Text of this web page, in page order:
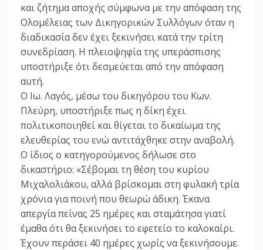
και ζήτημα αποχής σύμφωνα με την απόφαση της
Ολομέλειας των Δικηγορικών Συλλόγων όταν η
διαδικασία δεν έχει ξεκινήσει κατά την τρίτη
συνεδρίαση. Η πλειοψηφία της υπεράσπισης
υποστήριξε ότι δεσμεύεται από την απόφαση
αυτή.
Ο Ιω. Λαγός, μέσω του δικηγόρου του Κων.
Πλεύρη, υποστήριξε πως η δίκη έχει
πολιτικοποιηθεί και θίγεται το δικαίωμα της
ελευθερίας του ενώ αντιτάχθηκε στην αναβολή.
Ο ίδιος ο κατηγορούμενος δήλωσε στο
δικαστήριο: «Σέβομαι τη θέση του κυρίου
Μιχαλολιάκου, αλλά βρίσκομαι στη φυλακή τρία
χρόνια για ποινή που θεωρώ άδικη. Έκανα
απεργία πείνας 25 ημέρες και σταμάτησα γιατί
έμαθα ότι θα ξεκινήσει το εφετείο το καλοκαίρι.
Έχουν περάσει 40 ημέρες χωρίς να ξεκινήσουμε.